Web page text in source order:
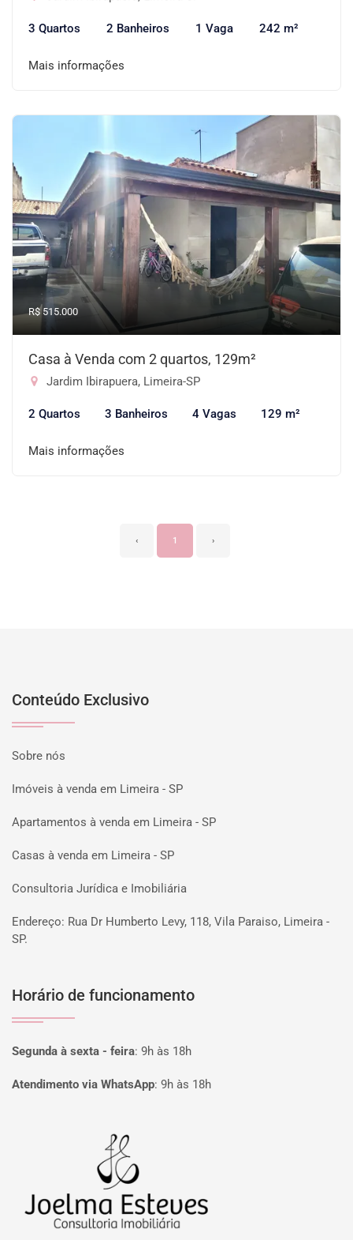
3 Quartos 2 Banheiros 1 Vaga 242 m²
Mais informações
R$ 515.000
Casa à Venda com 2 quartos, 129m²
Jardim Ibirapuera, Limeira-SP
2 Quartos 3 Banheiros 4 Vagas 129 m²
Mais informações
‹ 1 ›
Conteúdo Exclusivo
Sobre nós
Imóveis à venda em Limeira - SP
Apartamentos à venda em Limeira - SP
Casas à venda em Limeira - SP
Consultoria Jurídica e Imobiliária
Endereço: Rua Dr Humberto Levy, 118, Vila Paraiso, Limeira -
SP.
Horário de funcionamento
Segunda à sexta - feira: 9h às 18h
Atendimento via WhatsApp: 9h às 18h